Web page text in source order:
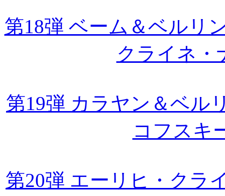
第18弾 ベーム＆ベルリ
クライネ・
第19弾 カラヤン＆ベル
コフスキ
第20弾 エーリヒ・クラ